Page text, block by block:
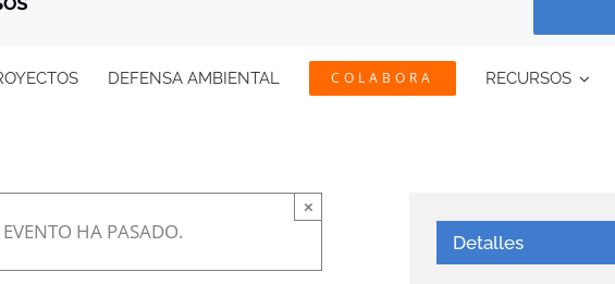
DEFENSA AMBIENTAL COLABORA RECURSOS
EVENTO HA PASADO.
×
Detalles